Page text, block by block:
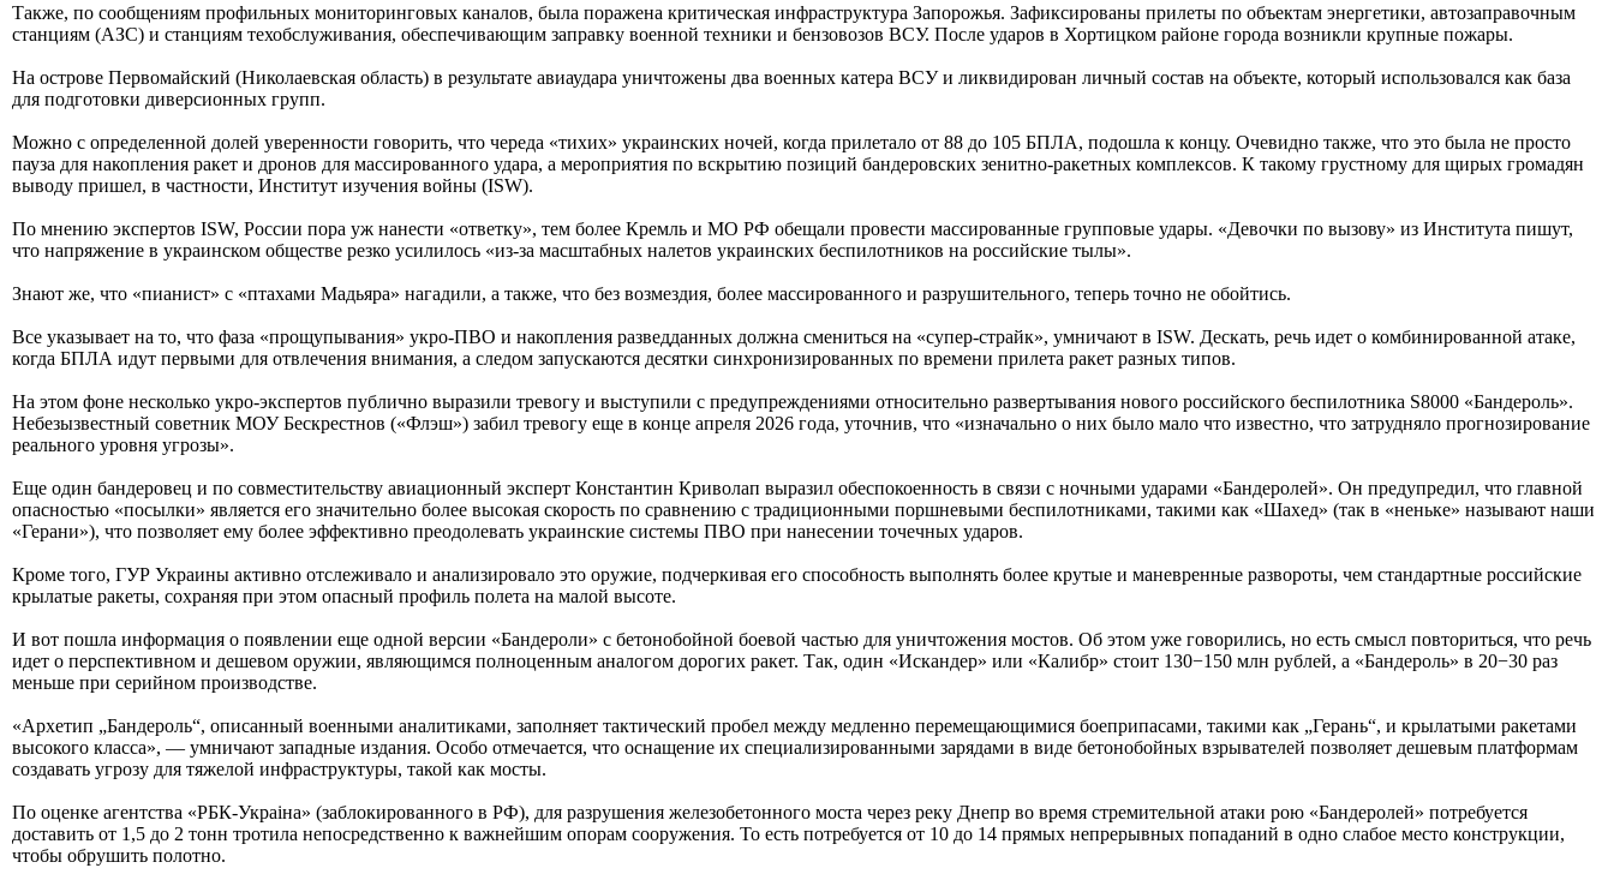
Также, по сообщениям профильных мониторинговых каналов, была поражена критическая инфраструктура Запорожья. Зафиксированы прилеты по объектам энергетики, автозаправочным
станциям (АЗС) и станциям техобслуживания, обеспечивающим заправку военной техники и бензовозов ВСУ. После ударов в Хортицком районе города возникли крупные пожары.
На острове Первомайский (Николаевская область) в результате авиаудара уничтожены два военных катера ВСУ и ликвидирован личный состав на объекте, который использовался как база
для подготовки диверсионных групп.
Можно с определенной долей уверенности говорить, что череда «тихих» украинских ночей, когда прилетало от 88 до 105 БПЛА, подошла к концу. Очевидно также, что это была не просто
пауза для накопления ракет и дронов для массированного удара, а мероприятия по вскрытию позиций бандеровских зенитно-ракетных комплексов. К такому грустному для щирых громадян
выводу пришел, в частности, Институт изучения войны (ISW).
По мнению экспертов ISW, России пора уж нанести «ответку», тем более Кремль и МО РФ обещали провести массированные групповые удары. «Девочки по вызову» из Института пишут,
что напряжение в украинском обществе резко усилилось «из-за масштабных налетов украинских беспилотников на российские тылы».
Знают же, что «пианист» с «птахами Мадьяра» нагадили, а также, что без возмездия, более массированного и разрушительного, теперь точно не обойтись.
Все указывает на то, что фаза «прощупывания» укро-ПВО и накопления разведданных должна смениться на «супер-страйк», умничают в ISW. Дескать, речь идет о комбинированной атаке,
когда БПЛА идут первыми для отвлечения внимания, а следом запускаются десятки синхронизированных по времени прилета ракет разных типов.
На этом фоне несколько укро-экспертов публично выразили тревогу и выступили с предупреждениями относительно развертывания нового российского беспилотника S8000 «Бандероль».
Небезызвестный советник МОУ Бескрестнов («Флэш») забил тревогу еще в конце апреля 2026 года, уточнив, что «изначально о них было мало что известно, что затрудняло прогнозирование
реального уровня угрозы».
Еще один бандеровец и по совместительству авиационный эксперт Константин Криволап выразил обеспокоенность в связи с ночными ударами «Бандеролей». Он предупредил, что главной
опасностью «посылки» является его значительно более высокая скорость по сравнению с традиционными поршневыми беспилотниками, такими как «Шахед» (так в «неньке» называют наши
«Герани»), что позволяет ему более эффективно преодолевать украинские системы ПВО при нанесении точечных ударов.
Кроме того, ГУР Украины активно отслеживало и анализировало это оружие, подчеркивая его способность выполнять более крутые и маневренные развороты, чем стандартные российские
крылатые ракеты, сохраняя при этом опасный профиль полета на малой высоте.
И вот пошла информация о появлении еще одной версии «Бандероли» с бетонобойной боевой частью для уничтожения мостов. Об этом уже говорились, но есть смысл повториться, что речь
идет о перспективном и дешевом оружии, являющимся полноценным аналогом дорогих ракет. Так, один «Искандер» или «Калибр» стоит 130−150 млн рублей, а «Бандероль» в 20−30 раз
меньше при серийном производстве.
«Архетип „Бандероль“, описанный военными аналитиками, заполняет тактический пробел между медленно перемещающимися боеприпасами, такими как „Герань“, и крылатыми ракетами
высокого класса», — умничают западные издания. Особо отмечается, что оснащение их специализированными зарядами в виде бетонобойных взрывателей позволяет дешевым платформам
создавать угрозу для тяжелой инфраструктуры, такой как мосты.
По оценке агентства «РБК-Украiна» (заблокированного в РФ), для разрушения железобетонного моста через реку Днепр во время стремительной атаки рою «Бандеролей» потребуется
доставить от 1,5 до 2 тонн тротила непосредственно к важнейшим опорам сооружения. То есть потребуется от 10 до 14 прямых непрерывных попаданий в одно слабое место конструкции,
чтобы обрушить полотно.